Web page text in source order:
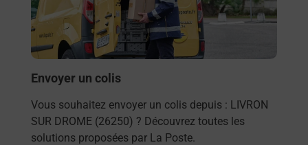
Envoyer un colis
Vous souhaitez envoyer un colis depuis : LIVRON
SUR DROME (26250) ? Découvrez toutes les
solutions proposées par La Poste.